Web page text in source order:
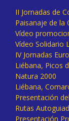
II Jornadas de
Paisanaje de la
Vídeo
Vídeo Solidario
IV Jornadas
Liébana, Picos
Natura 2000
Liébana,
Presentación
Rutas
Presentación